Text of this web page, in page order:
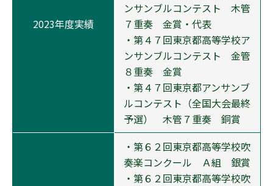
2023年度実績
ンサンブルコンテスト 木管
７重奏 金賞・代表
・第４７回東京都高等学校ア
ンサンブルコンテスト 金管
８重奏 金賞
・第４７回東京都アンサンブ
ルコンテスト（全国大会最終
予選） 木管７重奏 銅賞
・第６２回東京都高等学校吹
奏楽コンクール Ａ組 銀賞
・第６２回東京都高等学校吹